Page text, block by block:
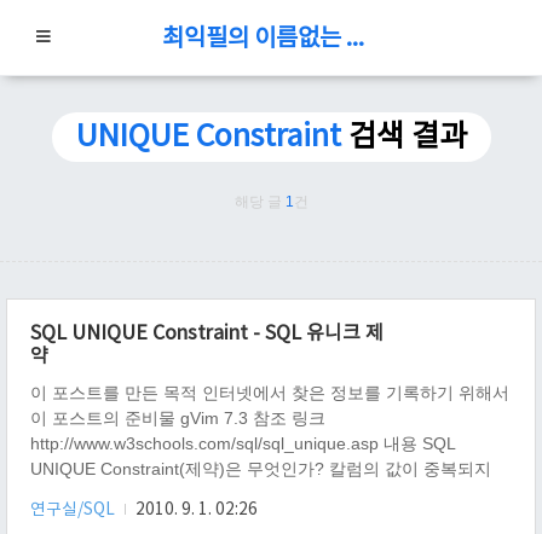
최익필의 이름없는 블로그
UNIQUE Constraint 검색 결과
해당 글 1 건
SQL UNIQUE Constraint - SQL 유니크 제
약
이 포스트를 만든 목적 인터넷에서 찾은 정보를 기록하기 위해서
이 포스트의 준비물 gVim 7.3 참조 링크
http://www.w3schools.com/sql/sql_unique.asp 내용 SQL
UNIQUE Constraint(제약)은 무엇인가? 칼럼의 값이 중복되지
레코드가 될 수 있다. 주의 해야 할 점은 무엇인가? PRIMARY
연구실/SQL 2010. 9. 1. 02:26